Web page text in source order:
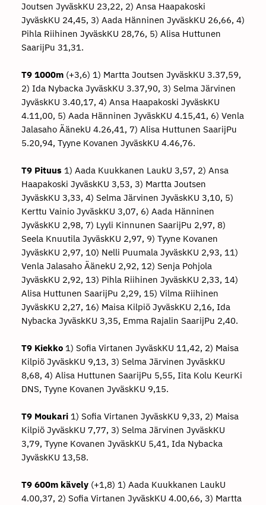
Joutsen JyväskKU 23,22, 2) Ansa Haapakoski
JyväskKU 24,45, 3) Aada Hänninen JyväskKU 26,66, 4)
Pihla Riihinen JyväskKU 28,76, 5) Alisa Huttunen
SaarijPu 31,31.
T9 1000m(+3,6) 1) Martta Joutsen JyväskKU 3.37,59,
2) Ida Nybacka JyväskKU 3.37,90, 3) Selma Järvinen
JyväskKU 3.40,17, 4) Ansa Haapakoski JyväskKU
4.11,00, 5) Aada Hänninen JyväskKU 4.15,41, 6) Venla
Jalasaho ÄänekU 4.26,41, 7) Alisa Huttunen SaarijPu
5.20,94, Tyyne Kovanen JyväskKU 4.46,76.
T9 Pituus 1) Aada Kuukkanen LaukU 3,57, 2) Ansa
Haapakoski JyväskKU 3,53, 3) Martta Joutsen
JyväskKU 3,33, 4) Selma Järvinen JyväskKU 3,10, 5)
Kerttu Vainio JyväskKU 3,07, 6) Aada Hänninen
JyväskKU 2,98, 7) Lyyli Kinnunen SaarijPu 2,97, 8)
Seela Knuutila JyväskKU 2,97, 9) Tyyne Kovanen
JyväskKU 2,97, 10) Nelli Puumala JyväskKU 2,93, 11)
Venla Jalasaho ÄänekU 2,92, 12) Senja Pohjola
JyväskKU 2,92, 13) Pihla Riihinen JyväskKU 2,33, 14)
Alisa Huttunen SaarijPu 2,29, 15) Vilma Riihinen
JyväskKU 2,27, 16) Maisa Kilpiö JyväskKU 2,16, Ida
Nybacka JyväskKU 3,35, Emma Rajalin SaarijPu 2,40.
T9 Kiekko1) Sofia Virtanen JyväskKU 11,42, 2) Maisa
Kilpiö JyväskKU 9,13, 3) Selma Järvinen JyväskKU
8,68, 4) Alisa Huttunen SaarijPu 5,55, Iita Kolu KeurKi
DNS, Tyyne Kovanen JyväskKU 9,15.
T9 Moukari1) Sofia Virtanen JyväskKU 9,33, 2) Maisa
Kilpiö JyväskKU 7,77, 3) Selma Järvinen JyväskKU
3,79, Tyyne Kovanen JyväskKU 5,41, Ida Nybacka
JyväskKU 13,58.
T9 600m kävely(+1,8) 1) Aada Kuukkanen LaukU
4.00,37, 2) Sofia Virtanen JyväskKU 4.00,66, 3) Martta